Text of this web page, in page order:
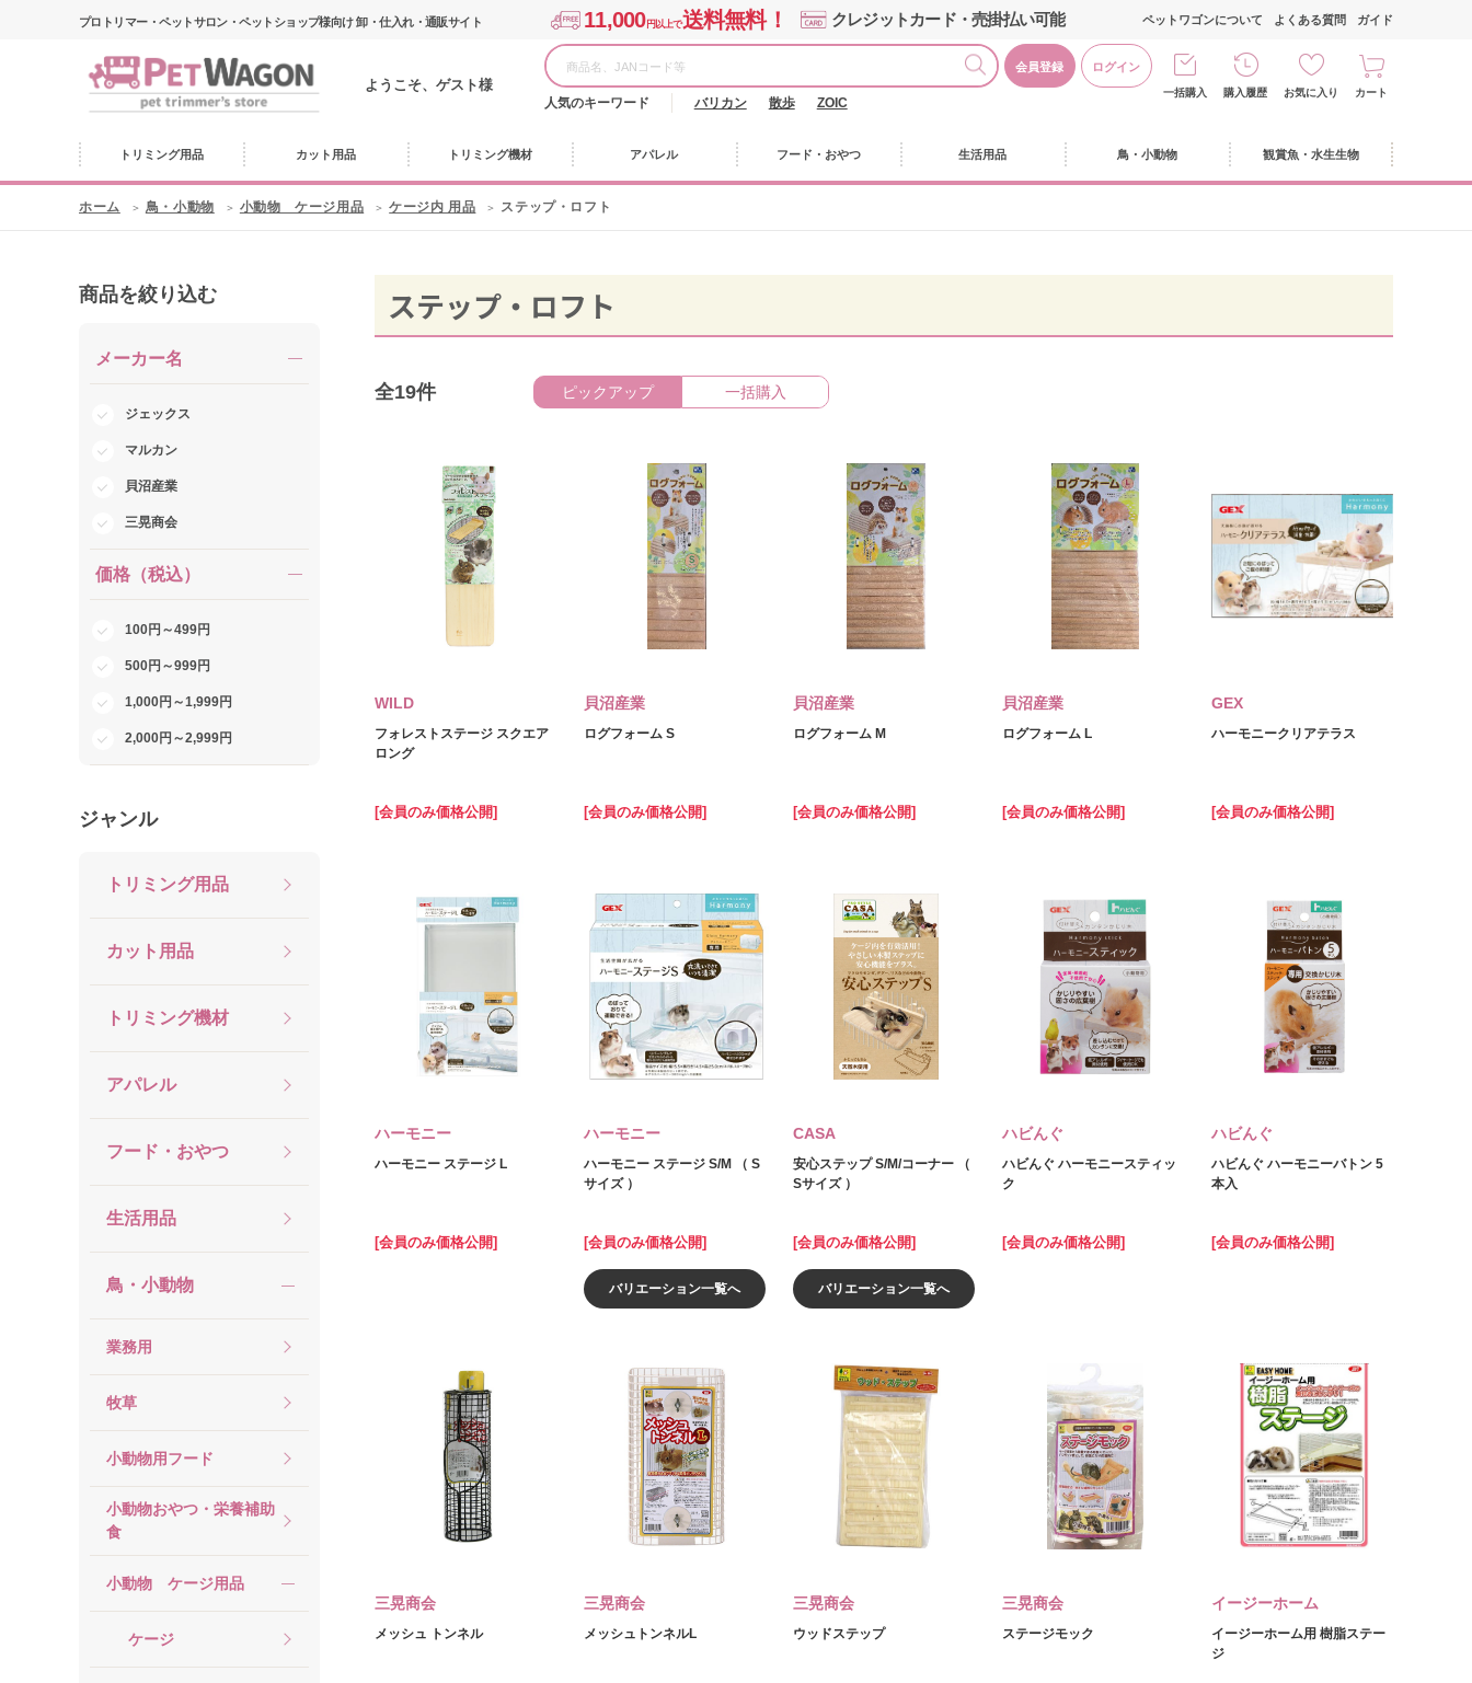
プロトリマー・ペットサロン・ペットショップ様向け 卸・仕入れ・通販サイト 11,000円以上で送料無料！ クレジットカード・売掛払い可能
ようこそ、ゲスト様
会員登録 ログイン
人気のキーワード バリカン 散歩 ZOIC
ペットワゴンについて よくある質問 ガイド
一括購入 購入履歴 お気に入り カート
トリミング用品 カット用品 トリミング機材 アパレル フード・おやつ 生活用品 鳥・小動物 観賞魚・水生生物
ホーム 鳥・小動物 小動物 ケージ用品 ケージ内 用品 ステップ・ロフト
商品を絞り込む
メーカー名
ジェックス
マルカン
貝沼産業
三晃商会
価格（税込）
100円～499円
500円～999円
1,000円～1,999円
2,000円～2,999円
ジャンル
トリミング用品
カット用品
トリミング機材
アパレル
フード・おやつ
生活用品
鳥・小動物
業務用
牧草
小動物用フード
小動物おやつ・栄養補助
食
小動物 ケージ用品
ケージ
ステップ・ロフト
全19件 ピックアップ 一括購入
WILD
フォレストステージ スクエア
ロング
[会員のみ価格公開]
貝沼産業
ログフォーム S
[会員のみ価格公開]
貝沼産業
ログフォーム M
[会員のみ価格公開]
貝沼産業
ログフォーム L
[会員のみ価格公開]
GEX
ハーモニークリアテラス
[会員のみ価格公開]
ハーモニー
ハーモニー ステージ L
[会員のみ価格公開]
ハーモニー
ハーモニー ステージ S/M （ S
サイズ ）
[会員のみ価格公開]
バリエーション一覧へ
CASA
安心ステップ S/M/コーナー （
Sサイズ ）
[会員のみ価格公開]
バリエーション一覧へ
ハビんぐ
ハビんぐ ハーモニースティッ
ク
[会員のみ価格公開]
ハビんぐ
ハビんぐ ハーモニーバトン 5
本入
[会員のみ価格公開]
三晃商会
メッシュ トンネル
三晃商会
メッシュトンネルL
三晃商会
ウッドステップ
三晃商会
ステージモック
イージーホーム
イージーホーム用 樹脂ステー
ジ